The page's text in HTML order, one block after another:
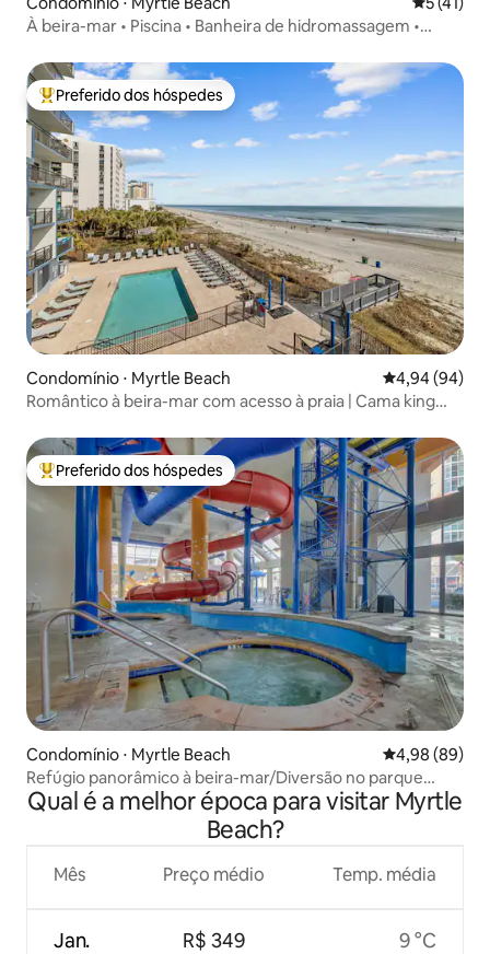
À beira-mar • Piscina • Banheira de hidromassagem •
Entre os melhores preferidos dos hóspedes
Preferido dos hóspedes
Condomínio ⋅ Myrtle Beach 4,94 de uma
4,94 (94)
Romântico à beira-mar com acesso à praia | Cama king
Entre os melhores preferidos dos hóspedes
Preferido dos hóspedes
Condomínio ⋅ Myrtle Beach 4,98 de uma
4,98 (89)
Refúgio panorâmico à beira-mar/Diversão no parque
aquático/2 quartos/2 banheiros
Qual é a melhor época para visitar Myrtle
Beach?
Mês
Jan.
Preço médio
R$ 349
Temp. média
9 °C